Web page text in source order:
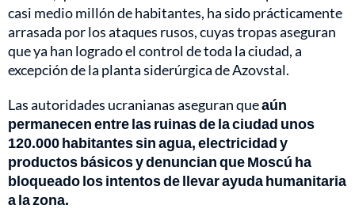
casi medio millón de habitantes, ha sido prácticamente
arrasada por los ataques rusos, cuyas tropas aseguran
que ya han logrado el control de toda la ciudad, a
excepción de la planta siderúrgica de Azovstal.
Las autoridades ucranianas aseguran queaún
permanecen entre las ruinas de la ciudad unos
120.000 habitantes sin agua, electricidad y
productos básicos y denuncian que Moscú ha
bloqueado los intentos de llevar ayuda humanitaria
a la zona.